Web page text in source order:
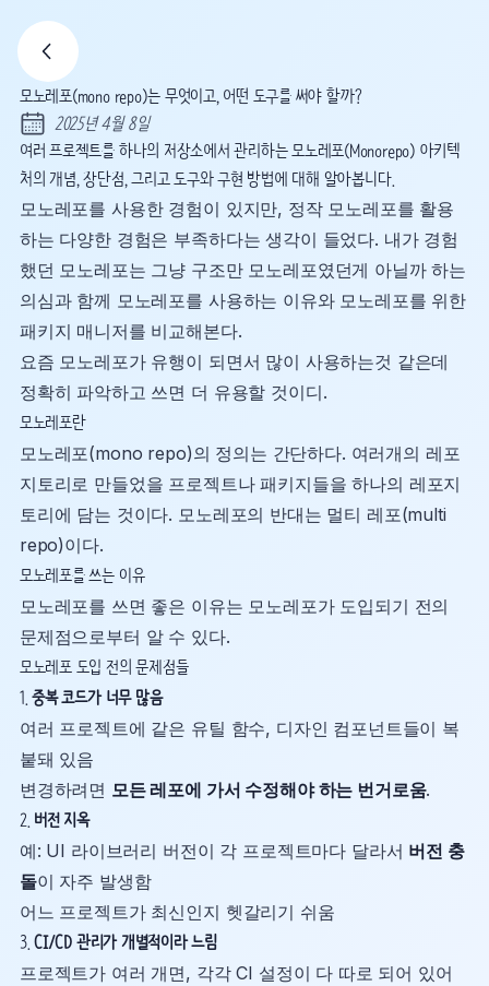
모노레포(mono repo)는 무엇이고, 어떤 도구를 써야 할까?
Published:
2025년 4월 8일
여러 프로젝트를 하나의 저장소에서 관리하는 모노레포(Monorepo) 아키텍
처의 개념, 장단점, 그리고 도구와 구현 방법에 대해 알아봅니다.
모노레포를 사용한 경험이 있지만, 정작 모노레포를 활용
하는 다양한 경험은 부족하다는 생각이 들었다. 내가 경험
했던 모노레포는 그냥 구조만 모노레포였던게 아닐까 하는
의심과 함께 모노레포를 사용하는 이유와 모노레포를 위한
패키지 매니저를 비교해본다.
요즘 모노레포가 유행이 되면서 많이 사용하는것 같은데
정확히 파악하고 쓰면 더 유용할 것이디.
모노레포란
모노레포(mono repo)의 정의는 간단하다. 여러개의 레포
지토리로 만들었을 프로젝트나 패키지들을 하나의 레포지
토리에 담는 것이다. 모노레포의 반대는 멀티 레포(multi
repo)이다.
모노레포를 쓰는 이유
모노레포를 쓰면 좋은 이유는 모노레포가 도입되기 전의
문제점으로부터 알 수 있다.
모노레포 도입 전의 문제점들
1.중복 코드가 너무 많음
여러 프로젝트에 같은 유틸 함수, 디자인 컴포넌트들이 복
붙돼 있음
변경하려면 모든 레포에 가서 수정해야 하는 번거로움.
2. 버전 지옥
예: UI 라이브러리 버전이 각 프로젝트마다 달라서 버전 충
돌이 자주 발생함
어느 프로젝트가 최신인지 헷갈리기 쉬움
3.CI/CD 관리가 개별적이라 느림
프로젝트가 여러 개면, 각각 CI 설정이 다 따로 되어 있어